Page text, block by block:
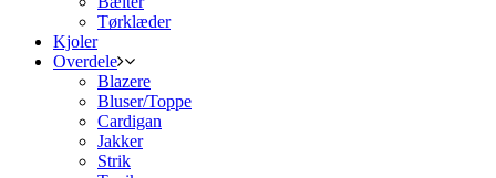
Tørklæder
Kjoler
Overdele
Blazere
Bluser/Toppe
Cardigan
Jakker
Strik